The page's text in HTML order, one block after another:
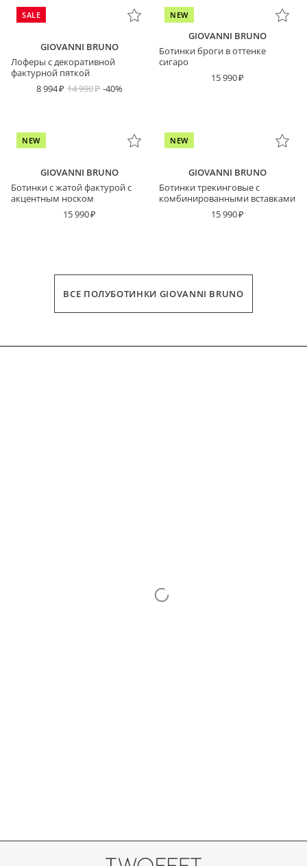
SALE
GIOVANNI BRUNO
Лоферы с декоративной
фактурной пяткой
8 994
14 990 -40%
NEW
GIOVANNI BRUNO
Ботинки броги в оттенке
сигаро
15 990
NEW
GIOVANNI BRUNO
Ботинки с жатой фактурой с
акцентным носком
15 990
NEW
GIOVANNI BRUNO
Ботинки трекинговые с
комбинированными вставками
15 990
ВСЕ ПОЛУБОТИНКИ GIOVANNI BRUNO